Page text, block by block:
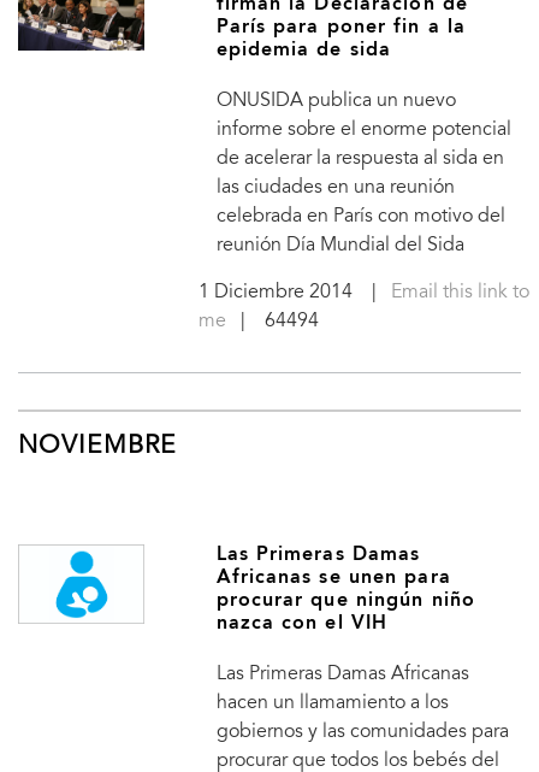
firman la Declaración de
París para poner fin a la
epidemia de sida
ONUSIDA publica un nuevo
informe sobre el enorme potencial
de acelerar la respuesta al sida en
las ciudades en una reunión
celebrada en París con motivo del
reunión Día Mundial del Sida
1 Diciembre 2014|
Email this link to
me | 64494
NOVIEMBRE
Las Primeras Damas
Africanas se unen para
procurar que ningún niño
nazca con el VIH
Las Primeras Damas Africanas
hacen un llamamiento a los
gobiernos y las comunidades para
procurar que todos los bebés del